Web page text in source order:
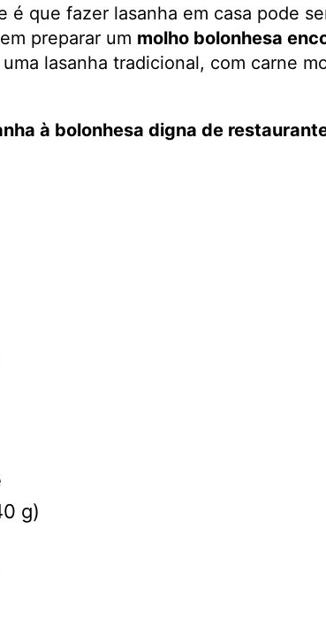
que fazer lasanha em casa pode
preparar um molho bolonhesa
lasanha tradicional, com carne
à bolonhesa digna de
g)